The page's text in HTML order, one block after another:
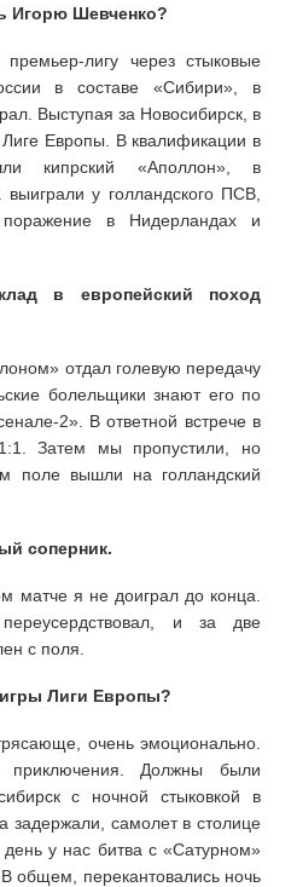
Игорю Шевченко?
лигу через стыковые
в составе «Сибири», в
Выступая за Новосибирск, в
Европы. В квалификации в
кипрский «Аполлон», в
у голландского ПСВ,
в Нидерландах и
в европейский поход
отдал голевую передачу
болельщики знают его по
2». В ответной встрече в
Затем мы пропустили, но
поле вышли на голландский
соперник.
матче я не доиграл до конца.
и за две
с поля.
Лиги Европы?
очень эмоционально.
приключения. Должны были
с ночной стыковкой в
задержали, самолет в столице
у нас битва с «Сатурном»
общем, перекантовались ночь